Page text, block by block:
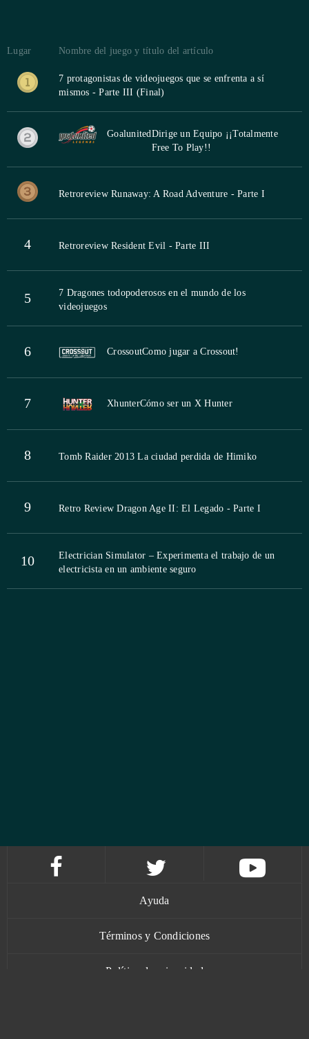
Lugar Nombre del juego y título del artículo
7 protagonistas de videojuegos que se enfrenta a sí
mismos - Parte III (Final)
GoalunitedDirige un Equipo ¡¡Totalmente
Free To Play!!
Retroreview Runaway: A Road Adventure - Parte I
4 Retroreview Resident Evil - Parte III
5
7 Dragones todopoderosos en el mundo de los
videojuegos
6 CrossoutComo jugar a Crossout!
7 XhunterCómo ser un X Hunter
8 Tomb Raider 2013 La ciudad perdida de Himiko
9 Retro Review Dragon Age II: El Legado - Parte I
10
Electrician Simulator – Experimenta el trabajo de un
electricista en un ambiente seguro
Ayuda
Términos y Condiciones
Política de privacidad